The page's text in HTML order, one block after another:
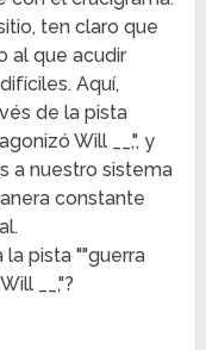
ten claro que
al que acudir
Aquí,
de la pista
Will __,", y
a nuestro sistema
constante
la pista ""guerra
__,"?